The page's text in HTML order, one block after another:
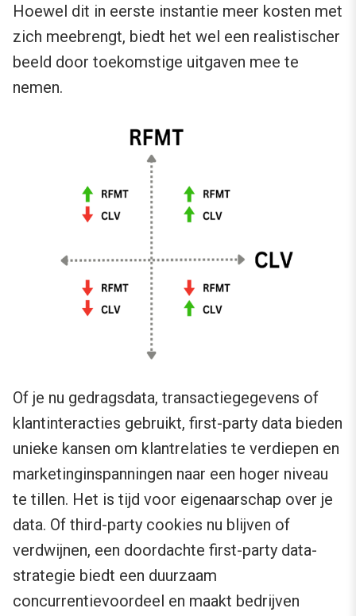
Hoewel dit in eerste instantie meer kosten met
zich meebrengt, biedt het wel een realistischer
beeld door toekomstige uitgaven mee te
nemen.
Of je nu gedragsdata, transactiegegevens of
klantinteracties gebruikt, first-party data bieden
unieke kansen om klantrelaties te verdiepen en
marketinginspanningen naar een hoger niveau
te tillen. Het is tijd voor eigenaarschap over je
data. Of third-party cookies nu blijven of
verdwijnen, een doordachte first-party data-
strategie biedt een duurzaam
concurrentievoordeel en maakt bedrijven